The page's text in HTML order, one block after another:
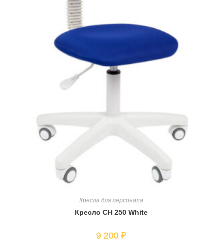
Кресла для персонала
Кресло CH 250 White
9 200 ₽